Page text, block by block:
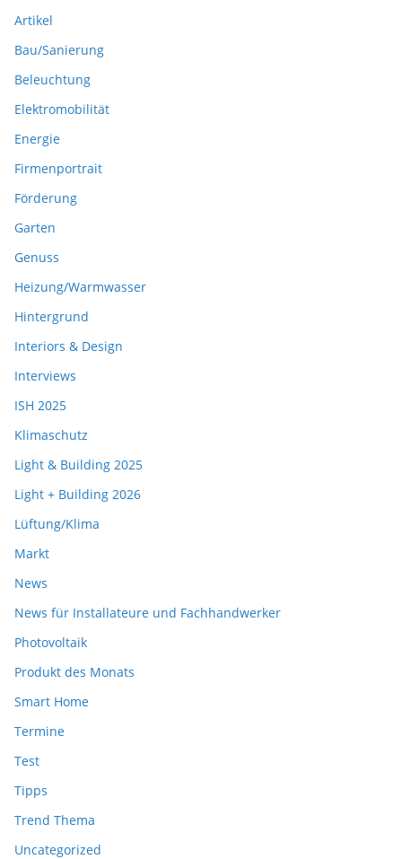
Artikel
Bau/Sanierung
Beleuchtung
Elektromobilität
Energie
Firmenportrait
Förderung
Garten
Genuss
Heizung/Warmwasser
Hintergrund
Interiors & Design
Interviews
ISH 2025
Klimaschutz
Light & Building 2025
Light + Building 2026
Lüftung/Klima
Markt
News
News für Installateure und Fachhandwerker
Photovoltaik
Produkt des Monats
Smart Home
Termine
Test
Tipps
Trend Thema
Uncategorized